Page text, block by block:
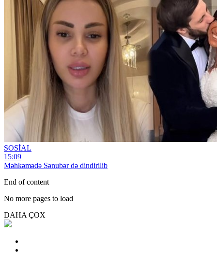
SOSİAL
15:09
Məhkəmədə Sənubər də dindirilib
End of content
No more pages to load
DAHA ÇOX